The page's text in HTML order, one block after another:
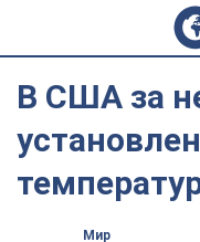
В США за
Мир